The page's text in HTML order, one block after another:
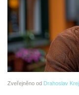
Zveřejněno od Drahoslav